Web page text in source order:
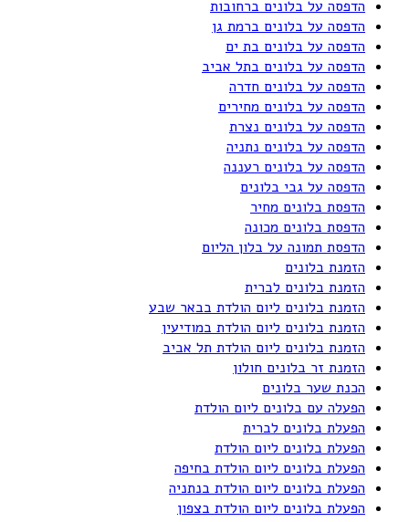
הדפסה על בלונים ברחובות
הדפסה על בלונים ברמת גן
הדפסה על בלונים בת ים
הדפסה על בלונים בתל אביב
הדפסה על בלונים חדרה
הדפסה על בלונים מחירים
הדפסה על בלונים נצרת
הדפסה על בלונים נתניה
הדפסה על בלונים רעננה
הדפסה על גבי בלונים
הדפסת בלונים מחיר
הדפסת בלונים מכונה
הדפסת תמונה על בלון הליום
הזמנת בלונים
הזמנת בלונים לברית
הזמנת בלונים ליום הולדת בבאר שבע
הזמנת בלונים ליום הולדת במודיעין
הזמנת בלונים ליום הולדת תל אביב
הזמנת זר בלונים חולון
הכנת שער בלונים
הפעלה עם בלונים ליום הולדת
הפעלת בלונים לברית
הפעלת בלונים ליום הולדת
הפעלת בלונים ליום הולדת בחיפה
הפעלת בלונים ליום הולדת בנתניה
הפעלת בלונים ליום הולדת בצפון